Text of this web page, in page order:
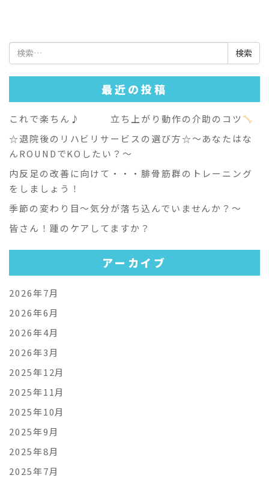
検
索:
最近の投稿
これで楽ちん♪ 立ち上がり動作の介助のコツ
☆退院後のリハビリサービスの選び方☆～あなたはな
んROUNDでKOしたい？～
内反足の改善に向けて・・・腓骨筋群のトレーニング
をしましょう！
季節の変わり目～気分が落ち込んでいませんか？～
皆さん！踵のケアしてますか？
アーカイブ
2026年7月
2026年6月
2026年4月
2026年3月
2025年12月
2025年11月
2025年10月
2025年9月
2025年8月
2025年7月